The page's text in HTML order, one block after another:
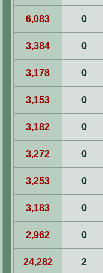
0
6,083
0
3,384
0
3,178
0
3,153
0
3,182
0
3,272
0
3,253
0
3,183
0
2,962
2
24,282